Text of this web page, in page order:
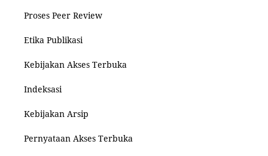
Proses Peer Review
Etika Publikasi
Kebijakan Akses Terbuka
Indeksasi
Kebijakan Arsip
Pernyataan Akses Terbuka